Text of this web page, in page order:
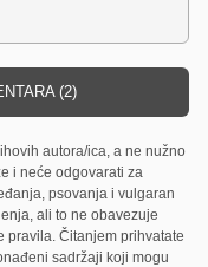
(2)
autora/ica, a ne nužno
i neće odgovarati za
psovanja i vulgaran
ali to ne obavezuje
pravila. Čitanjem prihvatate
sadržaji koji mogu